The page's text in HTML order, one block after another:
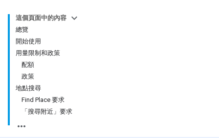
這個頁面中的內容
總覽
開始使用
用量限制和政策
配額
政策
地點搜尋
Find Place 要求
「搜尋附近」要求